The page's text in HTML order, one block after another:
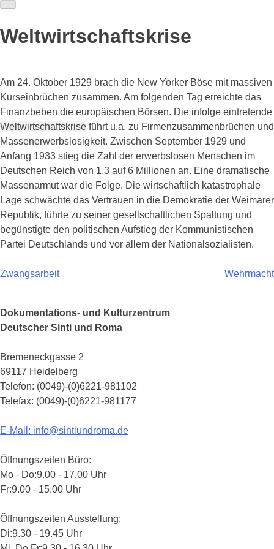
Skip
content
Weltwirtschaftskrise
Am 24. Oktober 1929 brach die New Yorker Böse mit massiven
Kurseinbrüchen zusammen. Am folgenden Tag erreichte das
Finanzbeben die europäischen Börsen. Die infolge eintretende
Weltwirtschaftskrise führt u.a. zu Firmenzusammenbrüchen und
Massenerwerbslosigkeit. Zwischen September 1929 und
Anfang 1933 stieg die Zahl der erwerbslosen Menschen im
Deutschen Reich von 1,3 auf 6 Millionen an. Eine dramatische
Massenarmut war die Folge. Die wirtschaftlich katastrophale
Lage schwächte das Vertrauen in die Demokratie der Weimarer
Republik, führte zu seiner gesellschaftlichen Spaltung und
begünstigte den politischen Aufstieg der Kommunistischen
Partei Deutschlands und vor allem der Nationalsozialisten.
Beitragsnavigation
Zwangsarbeit Wehrmacht
Dokumentations- und Kulturzentrum
Deutscher Sinti und Roma
Bremeneckgasse 2
69117 Heidelberg
Telefon: (0049)-(0)6221-981102
Telefax: (0049)-(0)6221-981177
E-Mail: info@sintiundroma.de
Öffnungszeiten Büro:
Mo - Do:9.00 - 17.00 Uhr
Fr:9.00 - 15.00 Uhr
Öffnungszeiten Ausstellung:
Di:9.30 - 19.45 Uhr